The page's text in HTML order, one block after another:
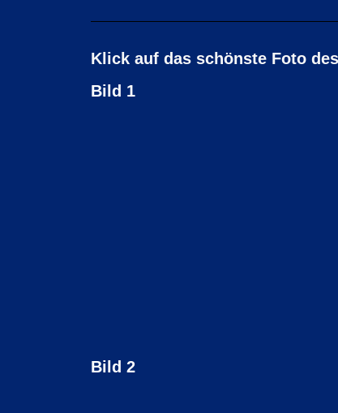
Klick auf das schönste Foto
Bild 1
Bild 2